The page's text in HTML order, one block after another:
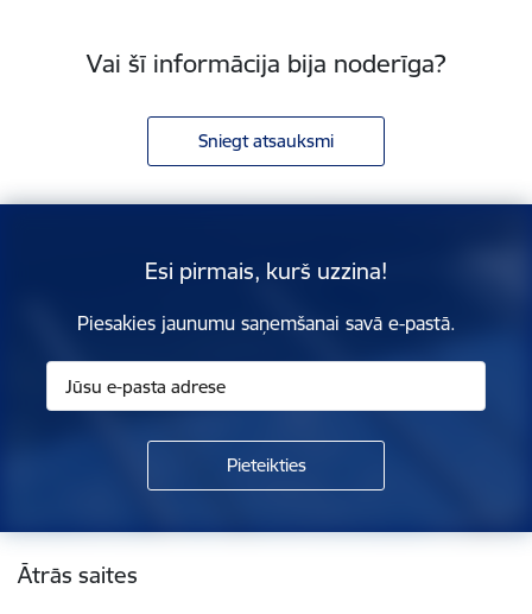
Vai šī informācija bija noderīga?
Sniegt atsauksmi
Esi pirmais, kurš uzzina!
Piesakies jaunumu saņemšanai savā e-pastā.
Kājene
Ātrās saites